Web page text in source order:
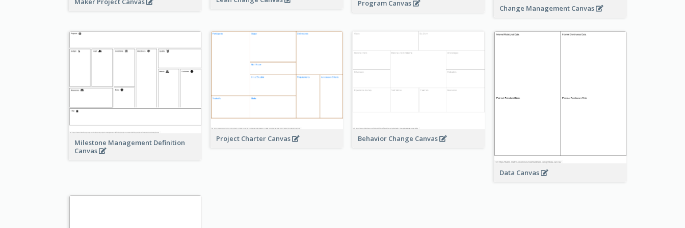
Program Canvas
Change Management Canvas
Milestone Management Definition
Canvas
Project Charter Canvas Behavior Change Canvas
Data Canvas